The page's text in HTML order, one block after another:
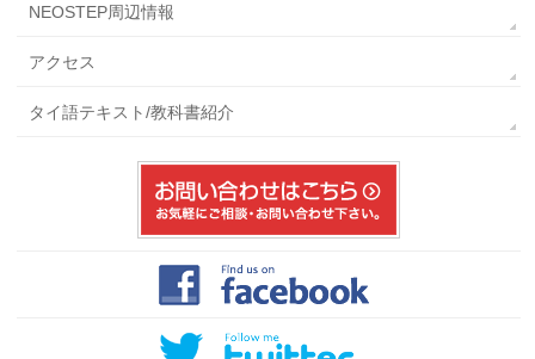
NEOSTEP周辺情報
アクセス
タイ語テキスト/教科書紹介